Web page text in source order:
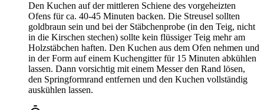
Den Kuchen auf der mittleren Schiene des vorgeheizten
Ofens für ca. 40-45 Minuten backen. Die Streusel sollten
goldbraun sein und bei der Stäbchenprobe (in den Teig, nicht
in die Kirschen stechen) sollte kein flüssiger Teig mehr am
Holzstäbchen haften. Den Kuchen aus dem Ofen nehmen und
in der Form auf einem Kuchengitter für 15 Minuten abkühlen
lassen. Dann vorsichtig mit einem Messer den Rand lösen,
den Springformrand entfernen und den Kuchen vollständig
auskühlen lassen.